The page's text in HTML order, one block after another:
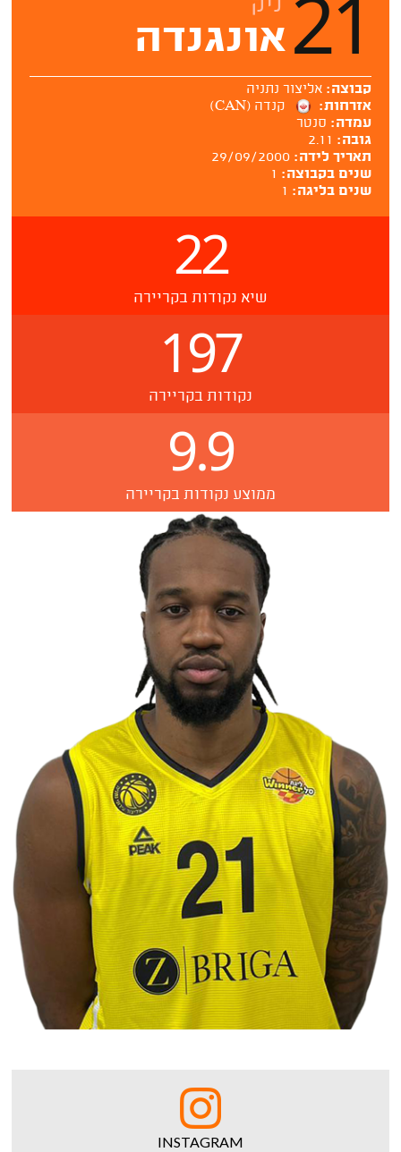
21 ניק
אונגנדה
קבוצה:אליצור נתניה
אזרחות:
קנדה (CAN)
עמדה: סנטר
גובה: 2.11
תאריך לידה:29/09/2000
שנים בקבוצה: 1
שנים בליגה: 1
22
שיא נקודות בקריירה
197
נקודות בקריירה
9.9
ממוצע נקודות בקריירה
INSTAGRAM